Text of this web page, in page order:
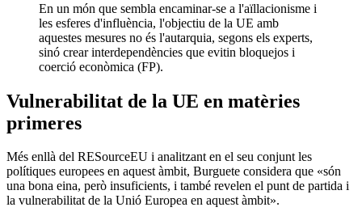
En un món que sembla encaminar-se a l'aïllacionisme i
les esferes d'influència, l'objectiu de la UE amb
aquestes mesures no és l'autarquia, segons els experts,
sinó crear interdependències que evitin bloquejos i
coerció econòmica (FP).
Vulnerabilitat de la UE en matèries
primeres
Més enllà del RESourceEU i analitzant en el seu conjunt les
polítiques europees en aquest àmbit, Burguete considera que «són
una bona eina, però insuficients, i també revelen el punt de partida i
la vulnerabilitat de la Unió Europea en aquest àmbit».